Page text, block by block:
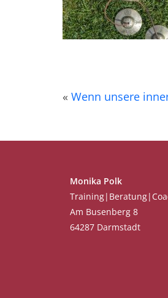
« Wenn unsere
Monika Polk
Am Busenberg 8
64287 Darmstadt